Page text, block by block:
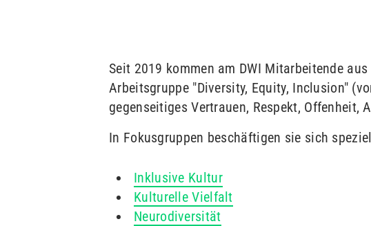
Seit 2019 kommen am DWI Mitarbeitende
Arbeitsgruppe "Diversity, Equity, Inclusion"
gegenseitiges Vertrauen, Respekt, Offenheit,
In Fokusgruppen beschäftigen sie sich
Inklusive Kultur
Kulturelle Vielfalt
Neurodiversität